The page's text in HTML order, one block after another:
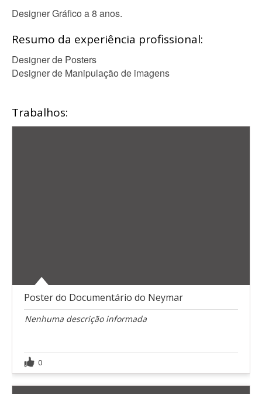
Designer Gráfico a 8 anos.
Resumo da experiência profissional:
Designer de Posters
Designer de Manipulação de imagens
Trabalhos:
Poster do Documentário do Neymar
Nenhuma descrição informada
0